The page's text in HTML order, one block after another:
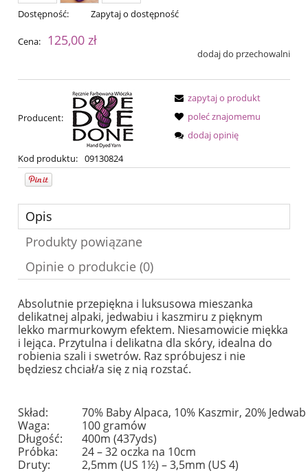
Dostępność: Zapytaj o dostępność
Cena: 125,00 zł
dodaj do przechowalni
Producent:
Kod produktu: 09130824
zapytaj o produkt
poleć znajomemu
dodaj opinię
Opis
Produkty powiązane
Opinie o produkcie (0)
Absolutnie przepiękna i luksusowa mieszanka
delikatnej alpaki, jedwabiu i kaszmiru z pięknym
lekko marmurkowym efektem. Niesamowicie miękka
i lejąca. Przytulna i delikatna dla skóry, idealna do
robienia szali i swetrów. Raz spróbujesz i nie
będziesz chciał/a się z nią rozstać.
Skład:
70% Baby Alpaca, 10% Kaszmir, 20% Jedwab
Waga:
100 gramów
Długość:
400m (437yds)
Próbka:
24 – 32 oczka na 10cm
Druty:
2,5mm (US 1½) – 3,5mm (US 4)